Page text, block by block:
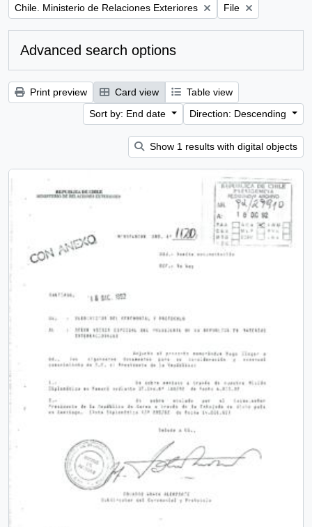
Remove filter:
Chile. Ministerio de Relaciones Exteriores Remove filter:
File
Advanced search options
Print preview Card view
Table view
Sort by: End date
Direction: Descending
Show 1 results with digital objects